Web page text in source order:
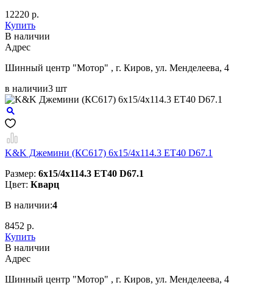
12220 р.
Купить
В наличии
Aдрес
Шинный центр "Мотор" , г. Киров, ул. Менделеева, 4
в наличии3 шт
K&K Джемини (КС617) 6x15/4x114.3 ET40 D67.1
Размер: 6x15/4x114.3 ET40 D67.1
Цвет: Кварц
В наличии:4
8452 р.
Купить
В наличии
Aдрес
Шинный центр "Мотор" , г. Киров, ул. Менделеева, 4